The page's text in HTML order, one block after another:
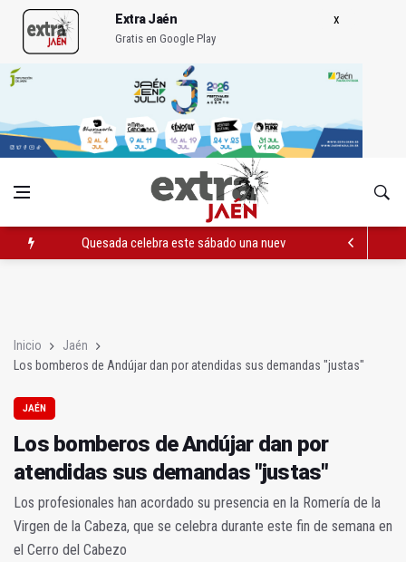
Extra Jaén
Gratis en Google Play
Quesada celebra este sábado una nueva jornada de Orgullo
Inicio
Jaén
Los bomberos de Andújar dan por atendidas sus demandas "justas"
JAÉN
Los bomberos de Andújar dan por
atendidas sus demandas "justas"
Los profesionales han acordado su presencia en la Romería de la
Virgen de la Cabeza, que se celebra durante este fin de semana en
el Cerro del Cabezo